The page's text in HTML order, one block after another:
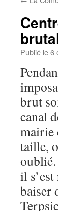
Publié le6
brut
canal
mairie
taille,
il
baiser